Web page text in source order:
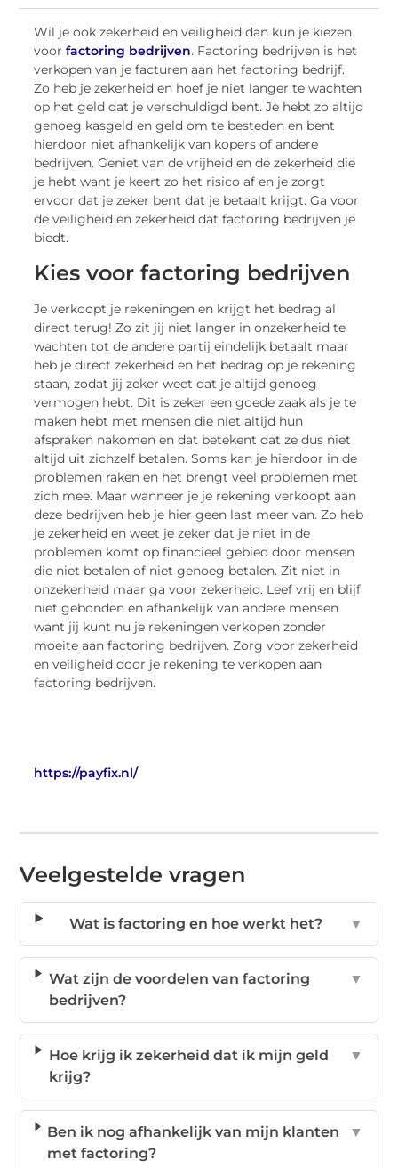
Wil je ook zekerheid en veiligheid dan kun je kiezen
voorfactoring bedrijven. Factoring bedrijven is het
verkopen van je facturen aan het factoring bedrijf.
Zo heb je zekerheid en hoef je niet langer te wachten
op het geld dat je verschuldigd bent. Je hebt zo altijd
genoeg kasgeld en geld om te besteden en bent
hierdoor niet afhankelijk van kopers of andere
bedrijven. Geniet van de vrijheid en de zekerheid die
je hebt want je keert zo het risico af en je zorgt
ervoor dat je zeker bent dat je betaalt krijgt. Ga voor
de veiligheid en zekerheid dat factoring bedrijven je
biedt.
Kies voor factoring bedrijven
Je verkoopt je rekeningen en krijgt het bedrag al
direct terug! Zo zit jij niet langer in onzekerheid te
wachten tot de andere partij eindelijk betaalt maar
heb je direct zekerheid en het bedrag op je rekening
staan, zodat jij zeker weet dat je altijd genoeg
vermogen hebt. Dit is zeker een goede zaak als je te
maken hebt met mensen die niet altijd hun
afspraken nakomen en dat betekent dat ze dus niet
altijd uit zichzelf betalen. Soms kan je hierdoor in de
problemen raken en het brengt veel problemen met
zich mee. Maar wanneer je je rekening verkoopt aan
deze bedrijven heb je hier geen last meer van. Zo heb
je zekerheid en weet je zeker dat je niet in de
problemen komt op financieel gebied door mensen
die niet betalen of niet genoeg betalen. Zit niet in
onzekerheid maar ga voor zekerheid. Leef vrij en blijf
niet gebonden en afhankelijk van andere mensen
want jij kunt nu je rekeningen verkopen zonder
moeite aan factoring bedrijven. Zorg voor zekerheid
en veiligheid door je rekening te verkopen aan
factoring bedrijven.
https://payfix.nl/
Veelgestelde vragen
Wat is factoring en hoe werkt het? ▼
Wat zijn de voordelen van factoring
bedrijven?
▼
Hoe krijg ik zekerheid dat ik mijn geld
krijg?
▼
Ben ik nog afhankelijk van mijn klanten
met factoring?
▼